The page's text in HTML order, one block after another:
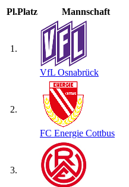
Pl.Platz Mannschaft
1.
VfL Osnabrück
2.
FC Energie Cottbus
3.